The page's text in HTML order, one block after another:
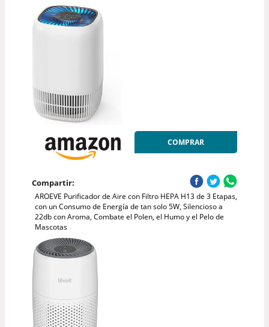
COMPRAR
Compartir:
AROEVE Purificador de Aire con Filtro HEPA H13 de 3 Etapas,
con un Consumo de Energía de tan solo 5W, Silencioso a
22db con Aroma, Combate el Polen, el Humo y el Pelo de
Mascotas